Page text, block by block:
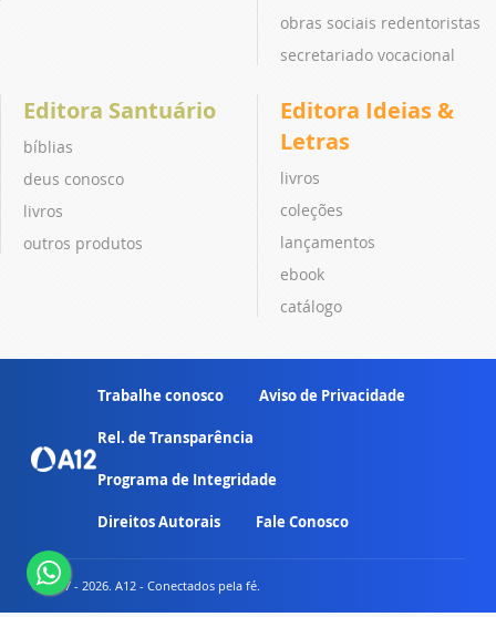
obras sociais redentoristas
secretariado vocacional
Editora Santuário
bíblias
deus conosco
livros
outros produtos
Editora Ideias &
Letras
livros
coleções
lançamentos
ebook
catálogo
Trabalhe conosco Aviso de Privacidade
Rel. de Transparência
Programa de Integridade
Direitos Autorais Fale Conosco
© 2007 - 2026. A12 - Conectados pela fé.